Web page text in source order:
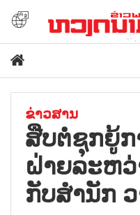
ຂ່າວສານ
ສືບຕໍ່ຊຸກຍູ້ກ
ຝ່າຍລະຫ
ກັບສຳນັກ